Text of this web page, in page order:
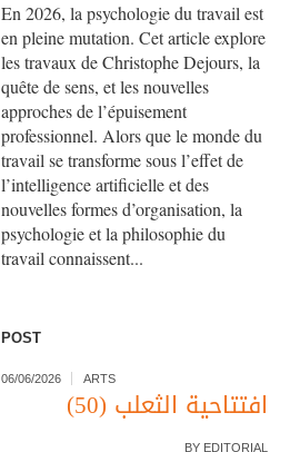
En 2026, la psychologie du travail est
en pleine mutation. Cet article explore
les travaux de Christophe Dejours, la
quête de sens, et les nouvelles
approches de l’épuisement
professionnel. Alors que le monde du
travail se transforme sous l’effet de
l’intelligence artificielle et des
nouvelles formes d’organisation, la
psychologie et la philosophie du
travail connaissent...
POST
06/06/2026 ARTS
افتتاحية الثعلب (50)
BY EDITORIAL